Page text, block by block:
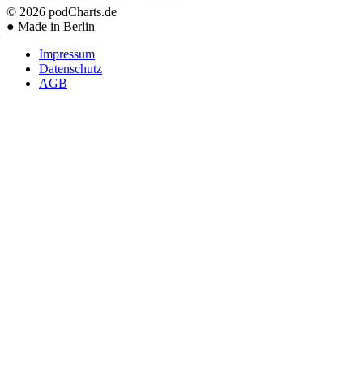
© 2026 podCharts.de
● Made in Berlin
Impressum
Datenschutz
AGB